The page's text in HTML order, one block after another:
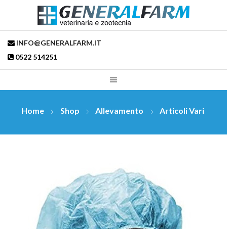
INFO@GENERALFARM.IT
0522 514251
Home Shop Allevamento Articoli Vari